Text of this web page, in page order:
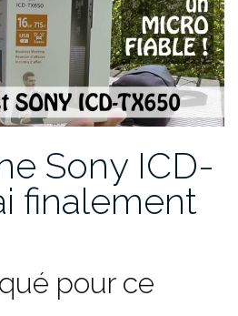
Sony ICD-
finalement
pour ce